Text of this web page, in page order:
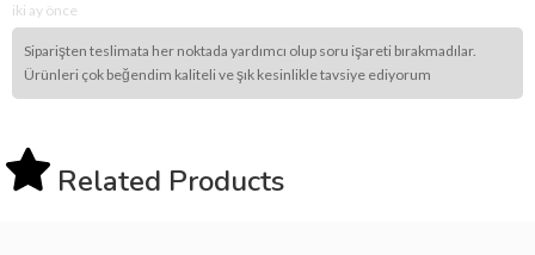
iki ay önce
Siparişten teslimata her noktada yardımcı olup soru işareti bırakmadılar.
Ürünleri çok beğendim kaliteli ve şık kesinlikle tavsiye ediyorum
Related Products